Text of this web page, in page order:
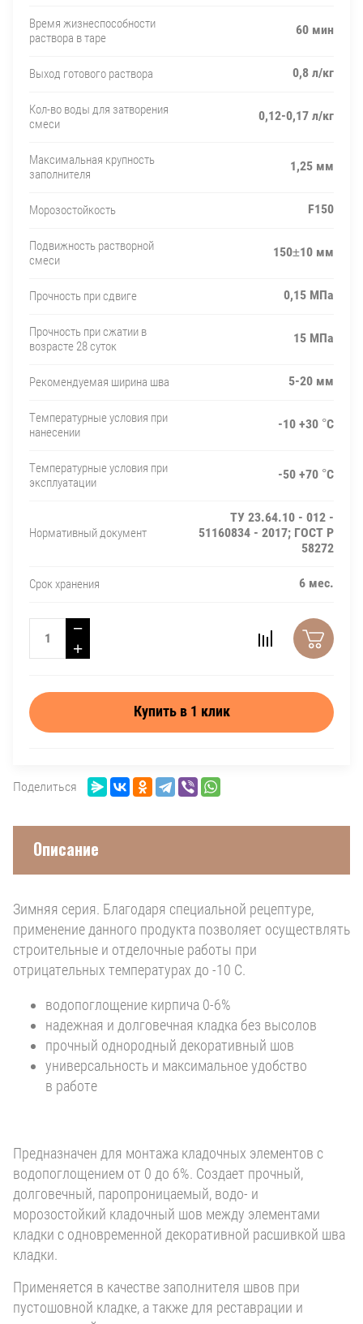
Время жизнеспособности
раствора в таре
60 мин
Выход готового раствора 0,8 л/кг
Кол-во воды для затворения
смеси
0,12-0,17 л/кг
Максимальная крупность
заполнителя
1,25 мм
Морозостойкость F150
Подвижность растворной
смеси
150±10 мм
Прочность при сдвиге 0,15 МПа
Прочность при сжатии в
возрасте 28 суток
15 МПа
Рекомендуемая ширина шва 5-20 мм
Температурные условия при
нанесении
-10 +30 °C
Температурные условия при
эксплуатации
-50 +70 °C
Нормативный документ
ТУ 23.64.10 - 012 -
51160834 - 2017; ГОСТ Р
58272
Срок хранения 6 мес.
−
+
Купить в 1 клик
Поделиться
Описание
Зимняя серия. Благодаря специальной рецептуре,
применение данного продукта позволяет осуществлять
строительные и отделочные работы при
отрицательных температурах до -10 С.
водопоглощение кирпича 0-6%
надежная и долговечная кладка без высолов
прочный однородный декоративный шов
универсальность и максимальное удобство
в работе
Предназначен для монтажа кладочных элементов с
водопоглощением от 0 до 6%. Создает прочный,
долговечный, паропроницаемый, водо- и
морозостойкий кладочный шов между элементами
кладки с одновременной декоративной расшивкой шва
кладки.
Применяется в качестве заполнителя швов при
пустошовной кладке, а также для реставрации и